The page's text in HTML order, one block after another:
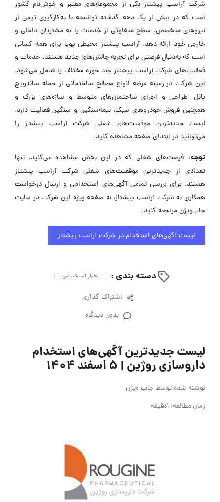
شرکت آراسب پیشتاز یکی از مجموعه‌های معتبر و خوش‌نام کشور
است که در بیش از یک دهه گذشته توانسته با به‌کارگیری تیمی از
نیروهای متخصص، سطح متفاوتی از خدمات را به مشتریان داخلی و
خارجی خود ارائه دهد. آراسب پیشتاز محیطی پویا برای همه کسانی
است که به‌دنبال فرصتی برای تجربه چالش‌های جدید هستند. خدمات و
فعالیت‌های شرکت آراسب پیشتاز چند حوزه مختلف را شامل می‌شود.
این شرکت در زمینه عرضه انواع مصالح ساختمانی از جمله ساندویچ
پانل، طراحی و اجرای ساختمان‌های متوسط و سازه‌های بزرگ و
همچنین فروش خودروهای سبک، نیمه‌سنگین و سنگین فعالیت دارد.
لیست جدیدترین موقعیت‌های شغلی شرکت آراسب پیشتاز را
می‌توانید در ابتدای صفحه مشاهده کنید.
توجه: فرصت‌های شغلی که در این بخش مشاهده می‌کنید، تنها
تعدادی از جدیدترین موقعیت‌های شغلی شرکت آراسب پیشتاز
هستند. برای بررسی تمامی آگهی‌های استخدامی و ارسال درخواست
همکاری به شرکت آراسب پیشتاز، به صفحه ویژه این شرکت در سایت
جاب‌ویژن مراجعه کنید.
لیست آگهی‌های استخدام در شرکت آراسب پیشتاز
دسته بندی : اخبار استخدامی
اشتراک گذاری
بدون دیدگاه
لیست جدیدترین آگهی‌های استخدام
داروسازی روژین | ۵ اسفند ۱۴۰۴
نوشته شده توسطجاب ویژن
زمان مطالعه: 1دقیقه